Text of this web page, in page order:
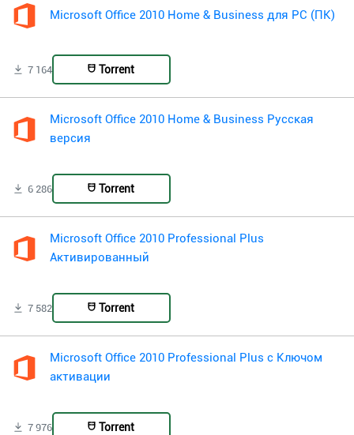
Microsoft Office 2010 Home & Business для PC (ПК)
7 164 Torrent
Microsoft Office 2010 Home & Business Русская
версия
6 286 Torrent
Microsoft Office 2010 Professional Plus
Активированный
7 582 Torrent
Microsoft Office 2010 Professional Plus с Ключом
активации
7 976 Torrent